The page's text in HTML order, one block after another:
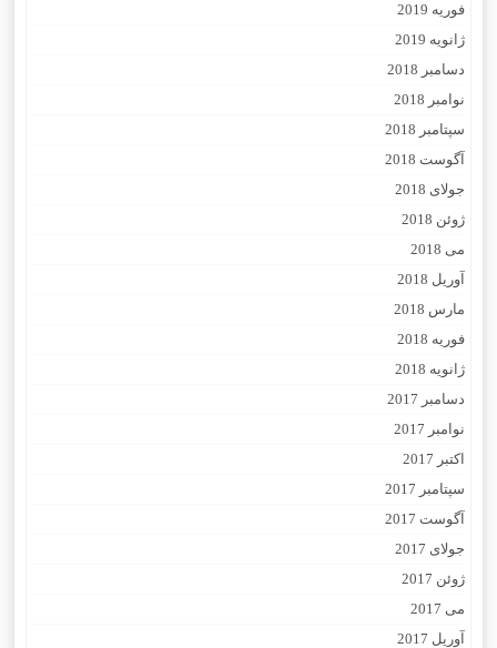
فوریه 2019
ژانویه 2019
دسامبر 2018
نوامبر 2018
سپتامبر 2018
آگوست 2018
جولای 2018
ژوئن 2018
می 2018
آوریل 2018
مارس 2018
فوریه 2018
ژانویه 2018
دسامبر 2017
نوامبر 2017
اکتبر 2017
سپتامبر 2017
آگوست 2017
جولای 2017
ژوئن 2017
می 2017
آوریل 2017